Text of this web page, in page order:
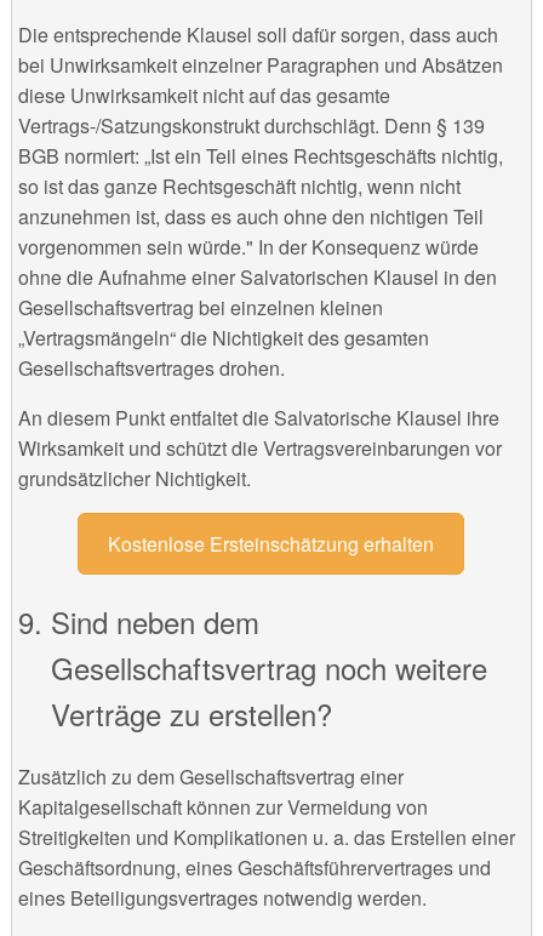
Die entsprechende Klausel soll dafür sorgen, dass auch
bei Unwirksamkeit einzelner Paragraphen und Absätzen
diese Unwirksamkeit nicht auf das gesamte
Vertrags-/Satzungskonstrukt durchschlägt. Denn § 139
BGB normiert: „Ist ein Teil eines Rechtsgeschäfts nichtig,
so ist das ganze Rechtsgeschäft nichtig, wenn nicht
anzunehmen ist, dass es auch ohne den nichtigen Teil
vorgenommen sein würde." In der Konsequenz würde
ohne die Aufnahme einer Salvatorischen Klausel in den
Gesellschaftsvertrag bei einzelnen kleinen
„Vertragsmängeln“ die Nichtigkeit des gesamten
Gesellschaftsvertrages drohen.
An diesem Punkt entfaltet die Salvatorische Klausel ihre
Wirksamkeit und schützt die Vertragsvereinbarungen vor
grundsätzlicher Nichtigkeit.
Kostenlose Ersteinschätzung erhalten
Sind neben dem
Gesellschaftsvertrag noch weitere
Verträge zu erstellen?
Zusätzlich zu dem Gesellschaftsvertrag einer
Kapitalgesellschaft können zur Vermeidung von
Streitigkeiten und Komplikationen u. a. das Erstellen einer
Geschäftsordnung, eines Geschäftsführervertrages und
eines Beteiligungsvertrages notwendig werden.